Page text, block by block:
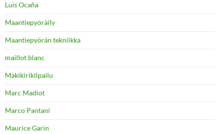
Luis Ocaña
Maantiepyöräily
Maantiepyörän tekniikka
maillot blanc
Mäkikirikilpailu
Marc Madiot
Marco Pantani
Maurice Garin